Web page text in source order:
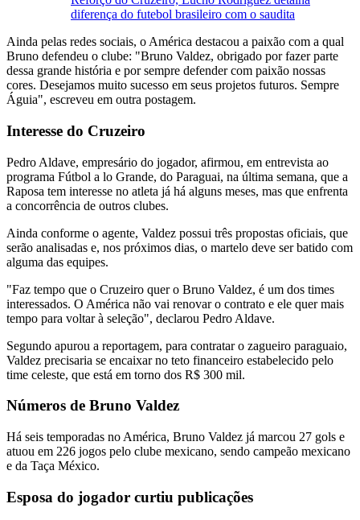
diferença do futebol brasileiro com o saudita
Ainda pelas redes sociais, o América destacou a paixão com a qual
Bruno defendeu o clube: "Bruno Valdez, obrigado por fazer parte
dessa grande história e por sempre defender com paixão nossas
cores. Desejamos muito sucesso em seus projetos futuros. Sempre
Águia", escreveu em outra postagem.
Interesse do Cruzeiro
Pedro Aldave, empresário do jogador, afirmou, em entrevista ao
programa Fútbol a lo Grande, do Paraguai, na última semana, que a
Raposa tem interesse no atleta já há alguns meses, mas que enfrenta
a concorrência de outros clubes.
Ainda conforme o agente, Valdez possui três propostas oficiais, que
serão analisadas e, nos próximos dias, o martelo deve ser batido com
alguma das equipes.
"Faz tempo que o Cruzeiro quer o Bruno Valdez, é um dos times
interessados. O América não vai renovar o contrato e ele quer mais
tempo para voltar à seleção", declarou Pedro Aldave.
Segundo apurou a reportagem, para contratar o zagueiro paraguaio,
Valdez precisaria se encaixar no teto financeiro estabelecido pelo
time celeste, que está em torno dos R$ 300 mil.
Números de Bruno Valdez
Há seis temporadas no América, Bruno Valdez já marcou 27 gols e
atuou em 226 jogos pelo clube mexicano, sendo campeão mexicano
e da Taça México.
Esposa do jogador curtiu publicações